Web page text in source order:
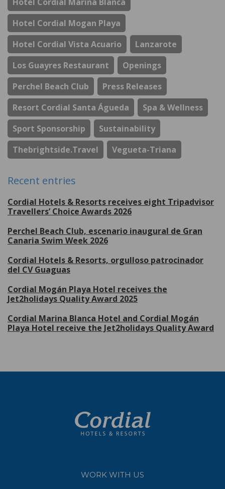
Hotel Cordial Mogan Playa
Hotel Cordial Vista Acuario
Lanzarote
Los Guayres Restaurant
Openings
Perchel Beach Club
Press Releases
Resort Cordial Santa Águeda
Spa & Wellness
Sport Sponsorship
Sustainability
Thebrightside.travel
Vegueta-Triana
Recent entries
Cordial Hotels & Resorts receives eight Tripadvisor
Travellers’ Choice Awards 2026
Perchel Beach Club, escenario inaugural de Gran
Canaria Swim Week 2026
Cordial Hotels & Resorts, orgulloso patrocinador
del CV Guaguas
Cordial Mogán Playa Hotel receives the
Jet2holidays Quality Award 2025
Cordial Marina Blanca Hotel and Cordial Mogán
Playa Hotel receive the Jet2holidays Quality Award
WORK WITH US